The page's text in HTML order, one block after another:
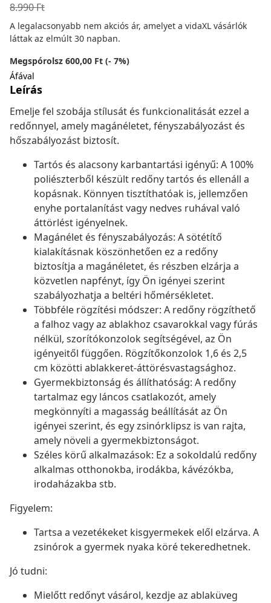
8.990Ft
A legalacsonyabb nem akciós ár, amelyet a vidaXL vásárlók
láttak az elmúlt 30 napban.
Megspórolsz 600,00 Ft (- 7%)
Áfával
Leírás
Emelje fel szobája stílusát és funkcionalitását ezzel a
redőnnyel, amely magánéletet, fényszabályozást és
hőszabályozást biztosít.
Tartós és alacsony karbantartási igényű: A 100%
poliészterből készült redőny tartós és ellenáll a
kopásnak. Könnyen tisztíthatóak is, jellemzően
enyhe portalanítást vagy nedves ruhával való
áttörlést igényelnek.
Magánélet és fényszabályozás: A sötétítő
kialakításnak köszönhetően ez a redőny
biztosítja a magánéletet, és részben elzárja a
közvetlen napfényt, így Ön igényei szerint
szabályozhatja a beltéri hőmérsékletet.
Többféle rögzítési módszer: A redőny rögzíthető
a falhoz vagy az ablakhoz csavarokkal vagy fúrás
nélkül, szorítókonzolok segítségével, az Ön
igényeitől függően. Rögzítőkonzolok 1,6 és 2,5
cm közötti ablakkeret-áttörésvastagsághoz.
Gyermekbiztonság és állíthatóság: A redőny
tartalmaz egy láncos csatlakozót, amely
megkönnyíti a magasság beállítását az Ön
igényei szerint, és egy zsinórklipsz is van rajta,
amely növeli a gyermekbiztonságot.
Széles körű alkalmazások: Ez a sokoldalú redőny
alkalmas otthonokba, irodákba, kávézókba,
irodaházakba stb.
Figyelem:
Tartsa a vezetékeket kisgyermekek elől elzárva. A
zsinórok a gyermek nyaka köré tekeredhetnek.
Jó tudni:
Mielőtt redőnyt vásárol, kezdje az ablaküveg